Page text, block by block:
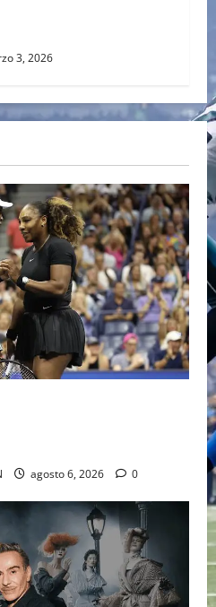
3, 2026
agosto 6, 2026 0